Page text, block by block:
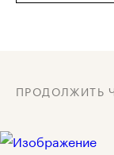
ПРОДОЛЖИТЬ